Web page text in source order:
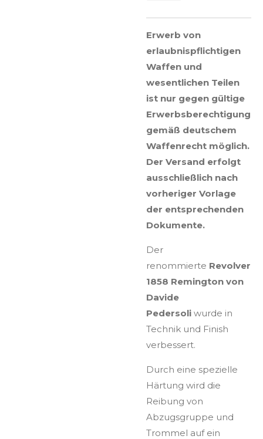
Erwerb von
erlaubnispflichtigen
Waffen und
wesentlichen Teilen
ist nur gegen gültige
Erwerbsberechtigung
gemäß deutschem
Waffenrecht möglich.
Der Versand erfolgt
ausschließlich nach
vorheriger Vorlage
der entsprechenden
Dokumente.
Der
renommierte Revolver
1858 Remington von
Davide
Pedersoli wurde in
Technik und Finish
verbessert.
Durch eine spezielle
Härtung wird die
Reibung von
Abzugsgruppe und
Trommel auf ein